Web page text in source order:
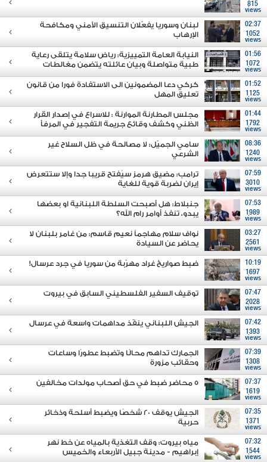
815
views
02:37
1052
views
لبنان وسوريا يفعّلان التنسيق الأمني ومكافحة
الإرهاب
01:56
1072
views
النيابة العامة التمييزية: رياض سلامة يتلقى رعاية
طبية متواصلة وبيان عائلته يتضمن مغالطات
01:52
1125
views
كركي دعا المضمونين الى الاستفادة فورا من قانون
تعليق المهل
01:44
1792
views
مجلس المطارنة الموارنة : للاسراع في إصدار القرار
الظني وكشف وقائع جريمة التفجير في المرفأ
08:36
1240
views
سامي الجميّل: لا مصالحة في ظل السلاح غير
الشرعي
07:59
3010
views
ترامب: مضيق هرمز سيُفتح قريبا جدا وإلا ستتعرض
إيران لضربة قوية للغاية
07:53
1989
views
جنبلاط: هل أصبحت السلطة اللبنانية او بعضها
يبدو، تنفذ أوامر رام الله؟
03:27
2561
views
نواف سلام مهاجماً نعيم قاسم: من غامر بلبنان لا
يحاضر عن السيادة
10:19
1697
views
ضبط صواريخ غراد مهرّبة من سوريا في جرد عرسال!
07:47
2028
views
توقيف السفير الفلسطيني السابق في بيروت
07:42
1393
views
الجيش اللبناني ينفّذ مداهمات واسعة في عرسال
07:39
1308
views
الجمارك تداهم محالًا وتضبط عطورًا وساعات
وحقائب مزورة
07:37
1619
views
5 محاضر ضبط في حق أصحاب مولدات مخالفين
07:35
1371
views
الجيش يوقف 20 شخصًا ويضبط أسلحة وذخائر
حربية
07:32
1544
views
مياه بيروت: وقف التغذية بالمياه عن خط نهر
إبراهيم - مدينة جبيل الأربعاء والخميس